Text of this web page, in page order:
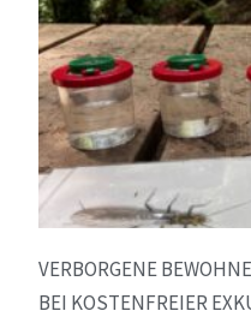
VERBORGENE
BEI KOSTENFREIER